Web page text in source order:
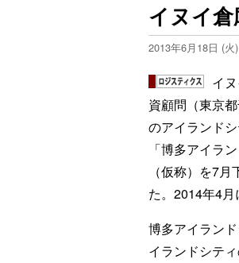
イヌイ
2013年6月18日 (火)
イ
資顧問（東京
のアイランド
「博多アイラ
（仮称）を7
た。2014年4月
博多アイラン
イランドシテ